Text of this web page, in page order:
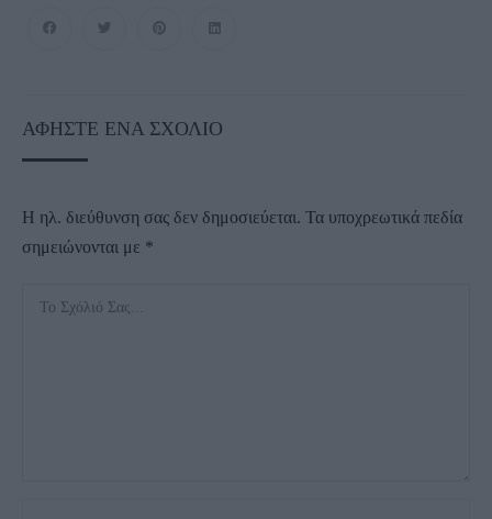
ΑΦΉΣΤΕ ΈΝΑ ΣΧΌΛΙΟ
Η ηλ. διεύθυνση σας δεν δημοσιεύεται. Τα υποχρεωτικά πεδία
σημειώνονται με *